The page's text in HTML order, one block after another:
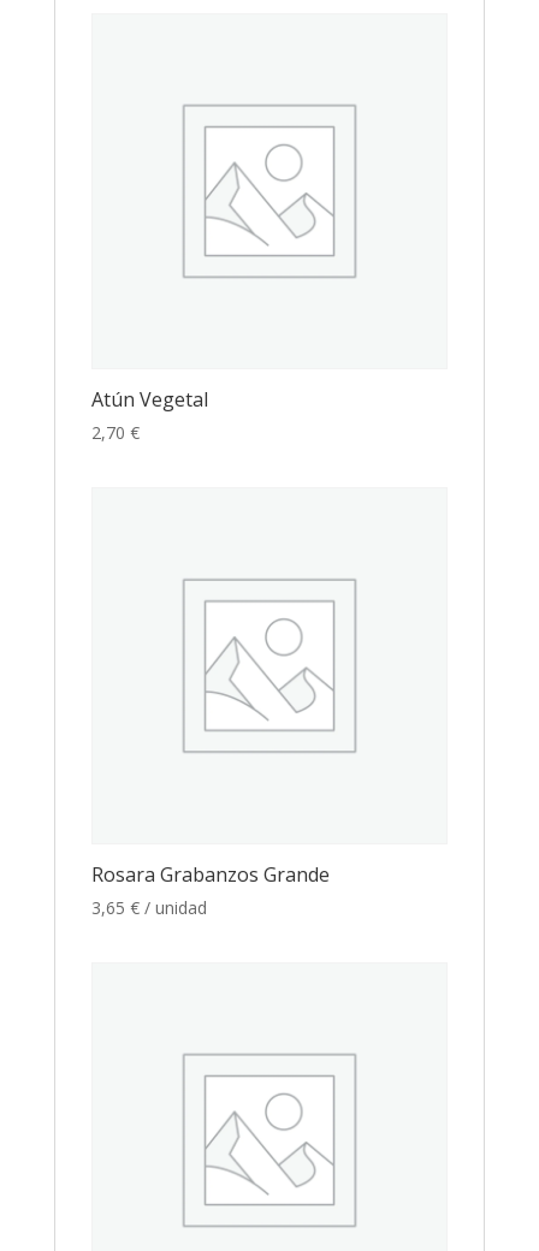
Atún Vegetal
2,70 €
Rosara Grabanzos Grande
3,65 € / unidad